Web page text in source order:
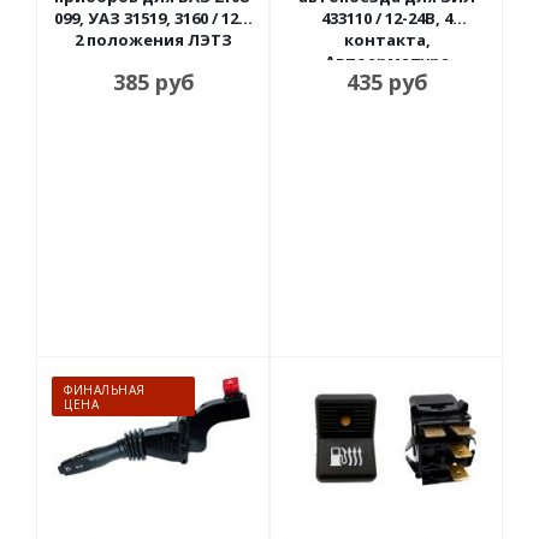
099, УАЗ 31519, 3160 / 12В,
2 положения ЛЭТЗ
385руб
433110 / 12-24В, 4
контакта,
Автоарматура
435руб
ФИНАЛЬНАЯ
ЦЕНА